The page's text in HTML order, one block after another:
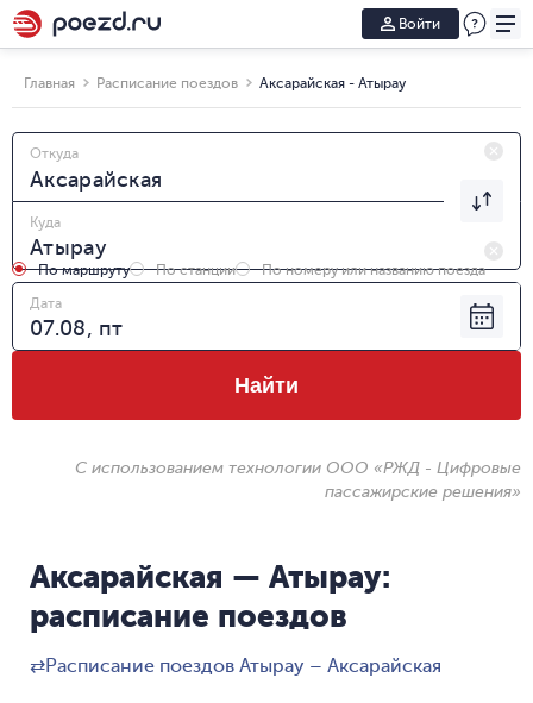
Войти
Главная Расписание поездов Аксарайская - Атырау
Откуда
Куда
По маршруту По станции
По номеру или названию поезда
Дата
Найти
С использованием технологии ООО «РЖД - Цифровые
пассажирские решения»
Аксарайская — Атырау:
расписание поездов
⇄Расписание поездов Атырау – Аксарайская